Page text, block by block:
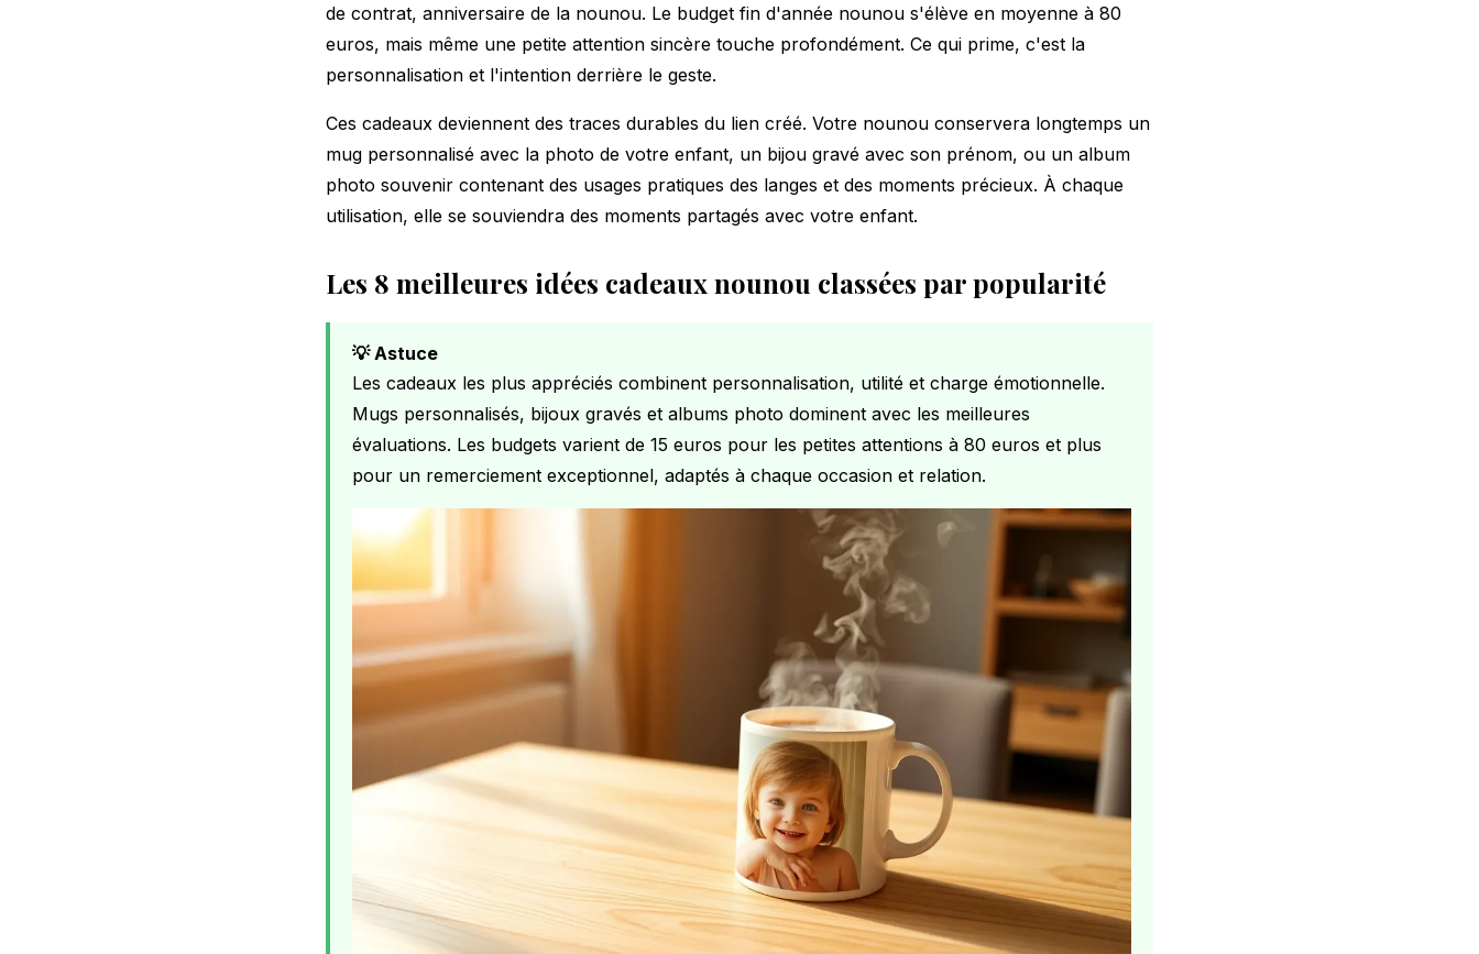
de contrat, anniversaire de la nounou. Le budget fin d'année nounou s'élève en moyenne à 80
euros, mais même une petite attention sincère touche profondément. Ce qui prime, c'est la
personnalisation et l'intention derrière le geste.
Ces cadeaux deviennent des traces durables du lien créé. Votre nounou conservera longtemps un
mug personnalisé avec la photo de votre enfant, un bijou gravé avec son prénom, ou un album
photo souvenir contenant des usages pratiques des langes et des moments précieux. À chaque
utilisation, elle se souviendra des moments partagés avec votre enfant.
Les 8 meilleures idées cadeaux nounou classées par popularité
💡 Astuce
Les cadeaux les plus appréciés combinent personnalisation, utilité et charge émotionnelle.
Mugs personnalisés, bijoux gravés et albums photo dominent avec les meilleures
évaluations. Les budgets varient de 15 euros pour les petites attentions à 80 euros et plus
pour un remerciement exceptionnel, adaptés à chaque occasion et relation.